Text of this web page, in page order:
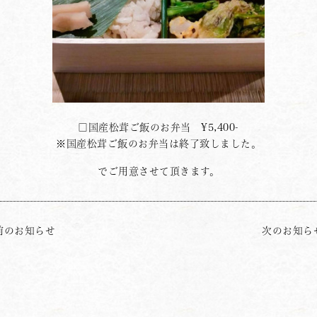
□国産松茸ご飯のお弁当 ¥5,400-
※国産松茸ご飯のお弁当は終了致しました。
でご用意させて頂きます。
のお知らせ 次のお知ら